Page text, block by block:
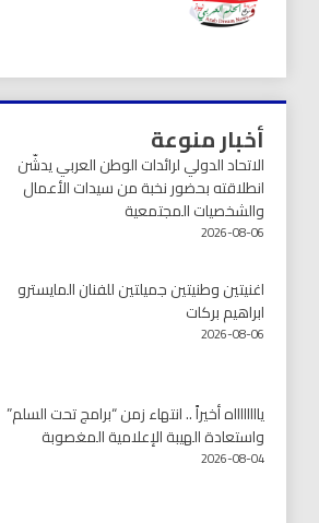
أخبار منوعة
الاتحاد الدولي لرائدات الوطن العربي يدشّن
انطلاقته بحضور نخبة من سيدات الأعمال
والشخصيات المجتمعية
2026-08-06
اغنيتين وطنيتين جميلتين للفنان المايسترو
ابراهيم بركات
2026-08-06
يااااااااه أخيراً .. انتهاء زمن “برامج تحت السلم”
واستعادة الهيبة الإعلامية المغصوبة
2026-08-04